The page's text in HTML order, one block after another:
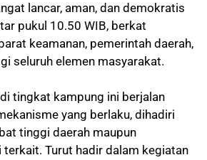
lancar, aman, dan demokratis
pukul 10.50 WIB, berkat
keamanan, pemerintah daerah,
seluruh elemen masyarakat.
tingkat kampung ini berjalan
yang berlaku, dihadiri
tinggi daerah maupun
Turut hadir dalam kegiatan